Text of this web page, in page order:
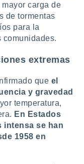
carga de
de tormentas
para la
extremas
que el
y gravedad
temperatura,
En Estados
intensa se han
1958 en